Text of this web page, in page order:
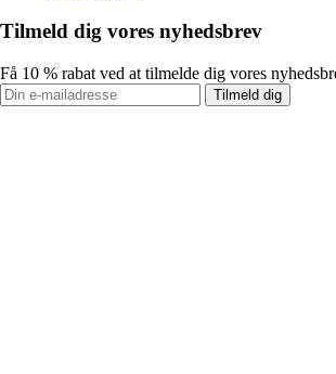
Tilmeld dig vores nyhedsbrev
Få 10 % rabat ved at tilmelde dig vores
Tilmeld dig